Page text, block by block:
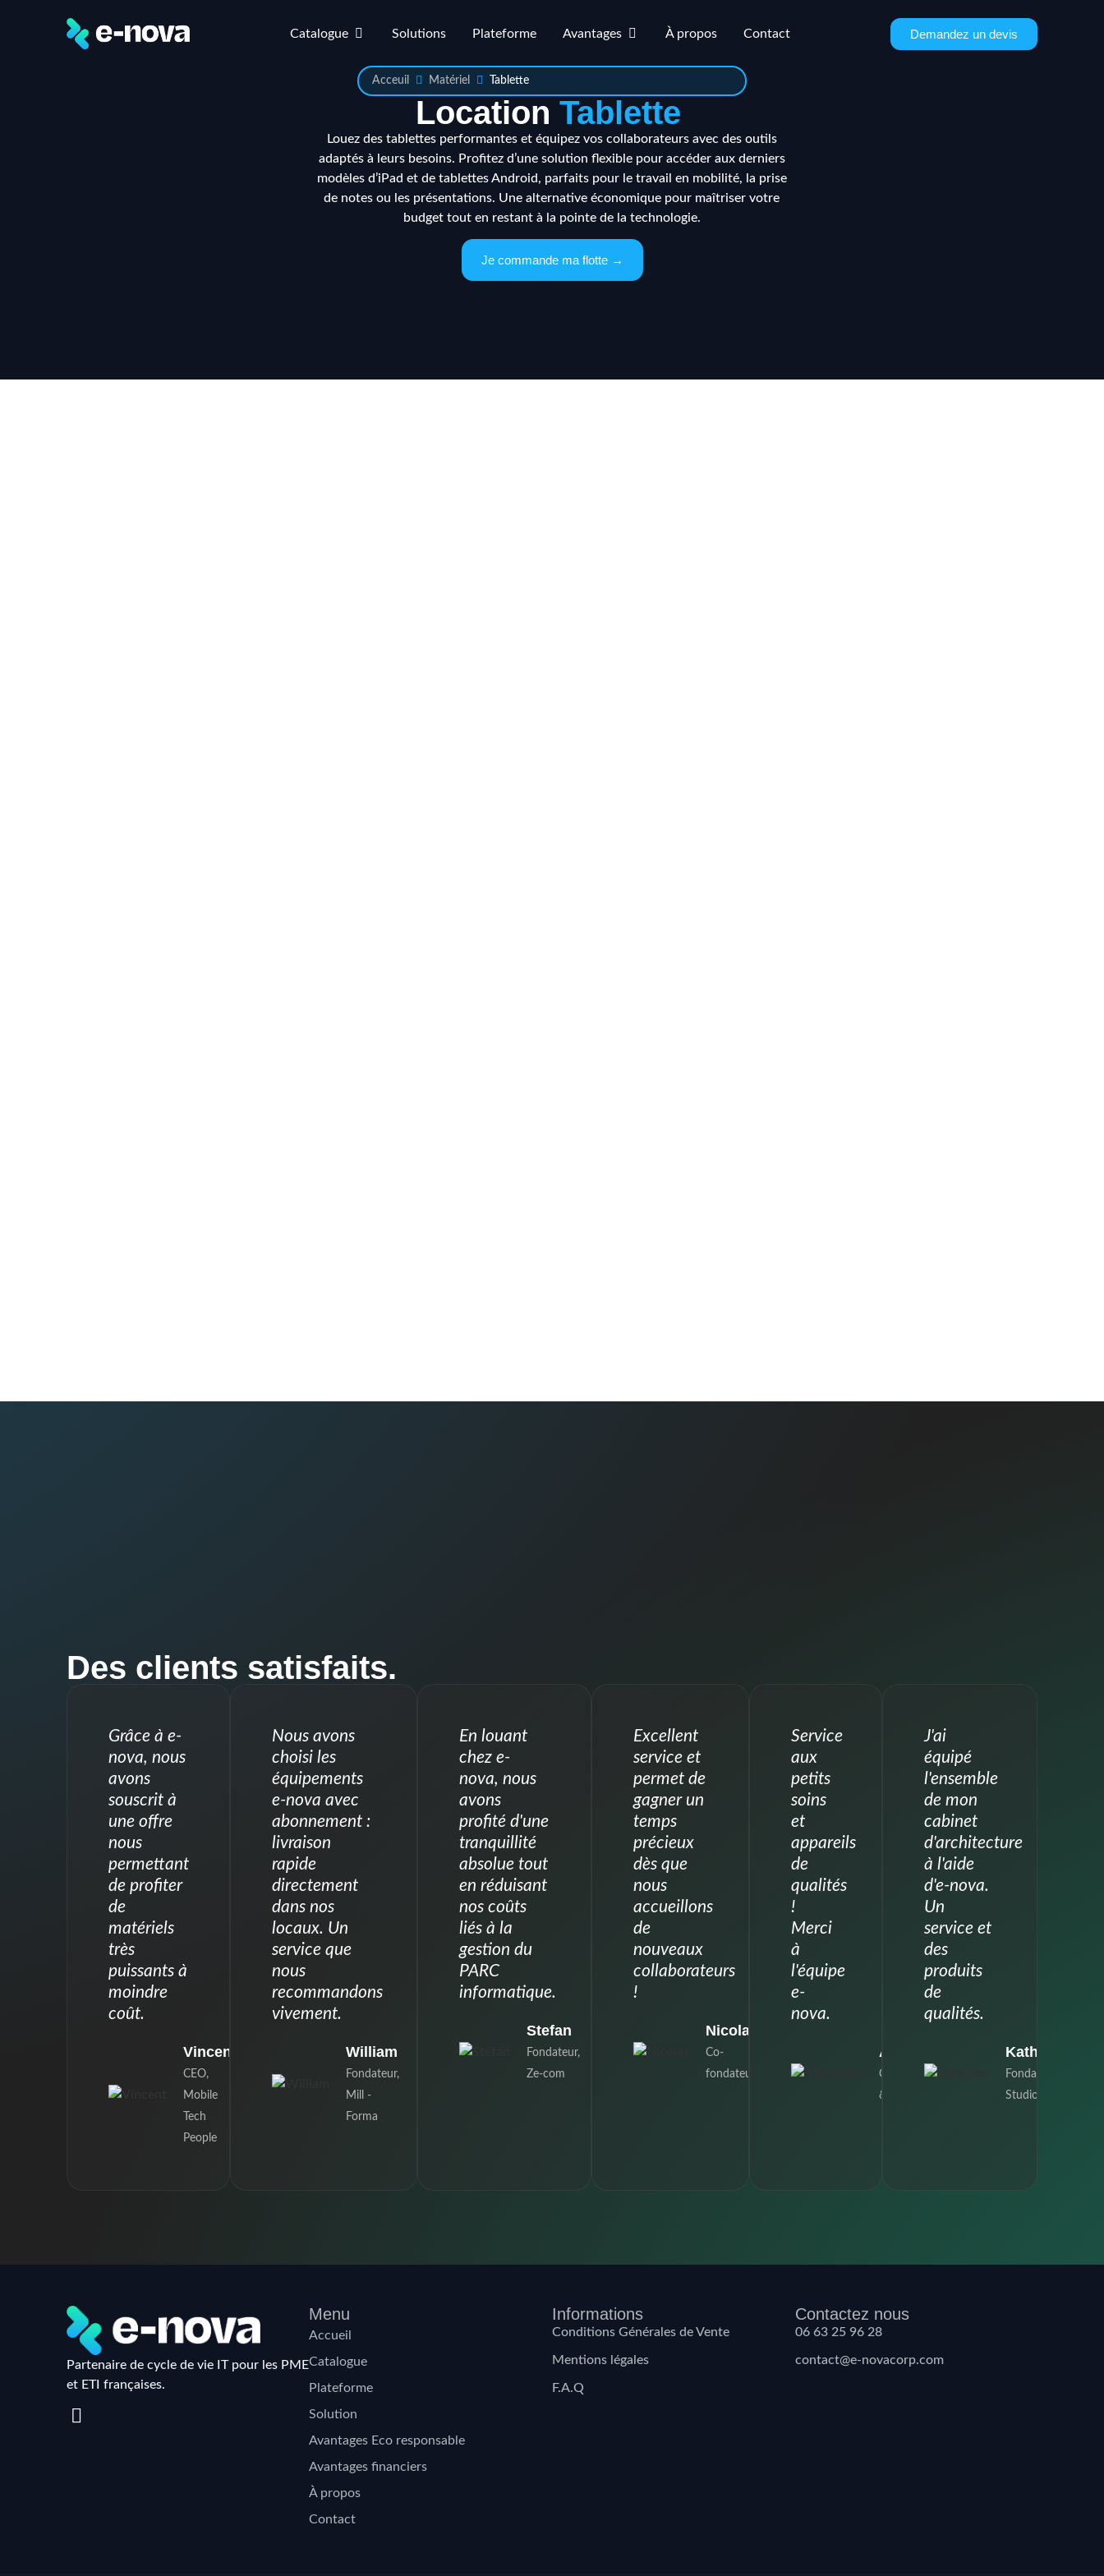
Catalogue Solutions Plateforme Avantages À propos Contact Demandez un devis
Acceuil Matériel Tablette
LocationTablette
Louez des tablettes performantes et équipez vos collaborateurs avec des outils
adaptés à leurs besoins. Profitez d’une solution flexible pour accéder aux derniers
modèles d’iPad et de tablettes Android, parfaits pour le travail en mobilité, la prise
de notes ou les présentations. Une alternative économique pour maîtriser votre
budget tout en restant à la pointe de la technologie.
Je commande ma flotte →
Des clients satisfaits.
Grâce à e-
nova, nous
avons
souscrit à
une offre
nous
permettant
de profiter
de
matériels
très
puissants à
moindre
coût.
Vincent
CEO,
Mobile
Tech
People
Nous avons
choisi les
équipements
e-nova avec
abonnement :
livraison
rapide
directement
dans nos
locaux. Un
service que
nous
recommandons
vivement.
William
Fondateur,
Mill -
Forma
En louant
chez e-
nova, nous
avons
profité d'une
tranquillité
absolue tout
en réduisant
nos coûts
liés à la
gestion du
PARC
informatique.
Stefan
Fondateur,
Ze-com
Excellent
service et
permet de
gagner un
temps
précieux
dès que
nous
accueillons
de
nouveaux
collaborateurs
!
Nicolas
Co-
fondateur
Service
aux
petits
soins
et
appareils
de
qualités
!
Merci
à
l'équipe
e-
nova.
Alexandre
CEO, Louyot
& partners
J'ai
équipé
l'ensemble
de mon
cabinet
d'architecture
à l'aide
d'e-nova.
Un
service et
des
produits
de
qualités.
Kathleen
Fondatrice,
Studio K
Partenaire de cycle de vie IT pour les PME
et ETI françaises.
Menu
Accueil
Catalogue
Plateforme
Solution
Avantages Eco responsable
Avantages financiers
À propos
Contact
Informations
Conditions Générales de Vente
Mentions légales
F.A.Q
Contactez nous
06 63 25 96 28
contact@e-novacorp.com